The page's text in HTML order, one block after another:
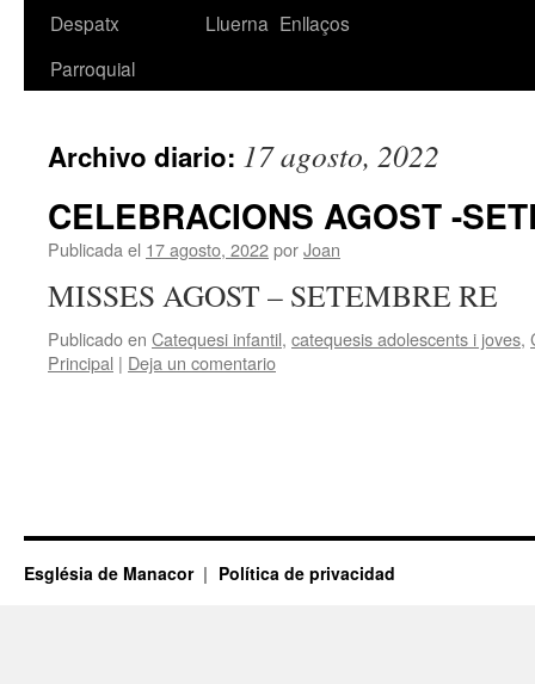
Despatx
Parroquial
Lluerna Enllaços
Archivo diario: 17 agosto, 2022
CELEBRACIONS AGOST -
Publicada el 17 agosto, 2022porJoan
MISSES AGOST – SETEMBRE RE
Publicado en Catequesi infantil, catequesis adolescents i joves,
Principal | Deja un comentario
Església de Manacor Política de privacidad